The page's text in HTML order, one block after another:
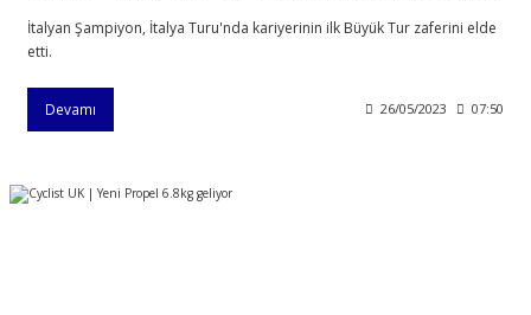
İtalyan Şampiyon, İtalya Turu'nda kariyerinin ilk Büyük Tur zaferini elde
etti.
Devamı 26/05/2023 07:50